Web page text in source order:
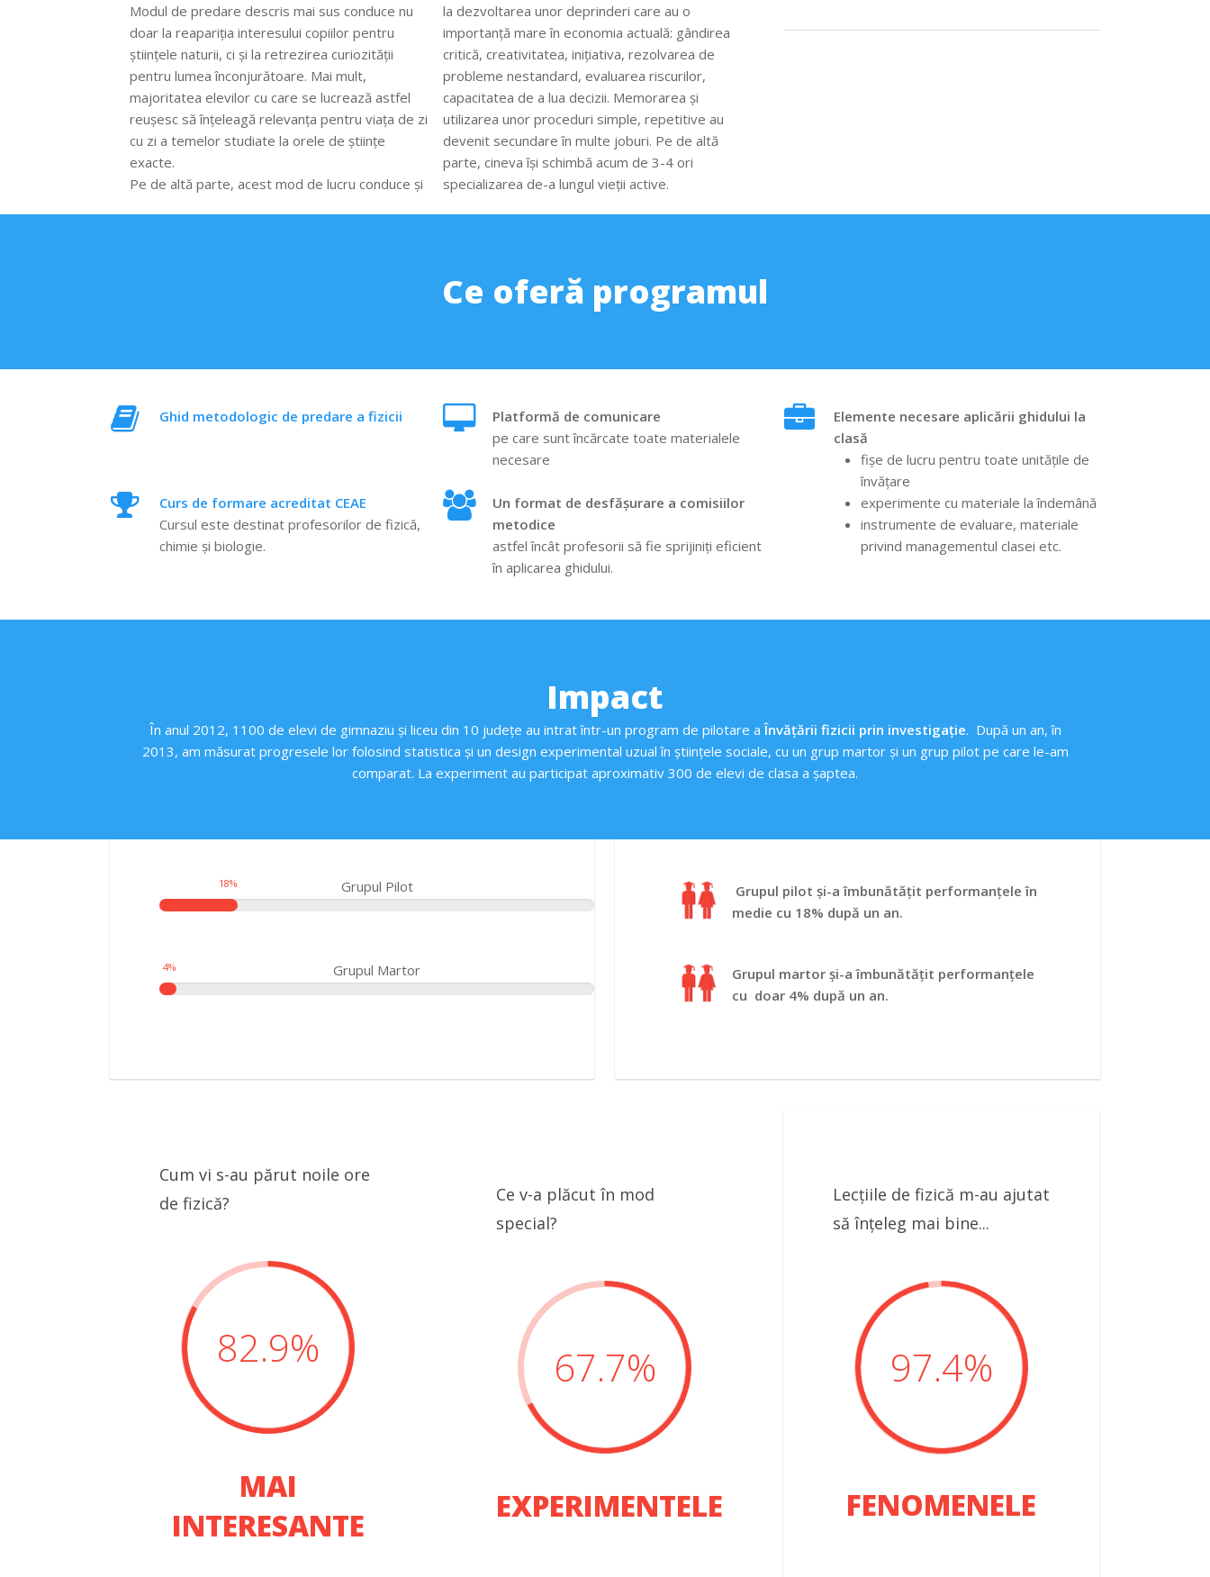
Modul de predare descris mai sus conduce nu
doar la reapariția interesului copiilor pentru
științele naturii, ci și la retrezirea curiozității
pentru lumea înconjurătoare. Mai mult,
majoritatea elevilor cu care se lucrează astfel
reușesc să înțeleagă relevanța pentru viața de zi
cu zi a temelor studiate la orele de științe
exacte.
Pe de altă parte, acest mod de lucru conduce și
la dezvoltarea unor deprinderi care au o
importanță mare în economia actuală: gândirea
critică, creativitatea, inițiativa, rezolvarea de
probleme nestandard, evaluarea riscurilor,
capacitatea de a lua decizii. Memorarea și
utilizarea unor proceduri simple, repetitive au
devenit secundare în multe joburi. Pe de altă
parte, cineva își schimbă acum de 3-4 ori
specializarea de-a lungul vieții active.
Ce oferă programul
Ghid metodologic de predare a fizicii
Platformă de comunicare
pe care sunt încărcate toate materialele
necesare
Curs de formare acreditat CEAE
Cursul este destinat profesorilor de fizică,
chimie și biologie.
Un format de desfășurare a comisiilor
metodice
astfel încât profesorii să fie sprijiniți eficient
în aplicarea ghidului.
Elemente necesare aplicării ghidului la
clasă
fișe de lucru pentru toate unitățile de
învățare
experimente cu materiale la îndemână
instrumente de evaluare, materiale
privind managementul clasei etc.
Impact
În anul 2012, 1100 de elevi de gimnaziu și liceu din 10 județe au intrat într-un program de pilotare aÎnvățării fizicii prin investigație. După un an, în
2013, am măsurat progresele lor folosind statistica și un design experimental uzual în științele sociale, cu un grup martor și un grup pilot pe care le-am
comparat. La experiment au participat aproximativ 300 de elevi de clasa a șaptea.
Grupul Pilot
18%
Grupul Martor
4%
Grupul pilot și-a îmbunătățit performanțele în
medie cu 18% după un an.
Grupul martor și-a îmbunătățit performanțele
cu doar 4% după un an.
Cum vi s-au părut noile ore
de fizică?
82.9%
MAI
INTERESANTE
Ce v-a plăcut în mod
special?
67.7%
EXPERIMENTELE
Lecțiile de fizică m-au ajutat
să înțeleg mai bine...
97.4%
FENOMENELE